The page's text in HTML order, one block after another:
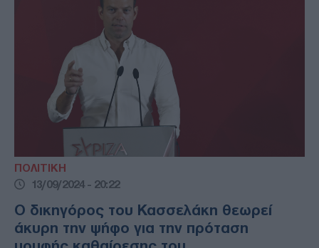
ΠΟΛΙΤΙΚΗ
13/09/2024 - 20:22
Ο δικηγόρος του Κασσελάκη θεωρεί
άκυρη την ψήφο για την πρόταση